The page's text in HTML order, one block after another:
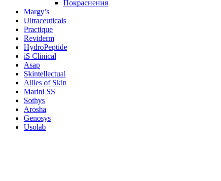
Покраснения
Margy’s
Ultraceuticals
Practique
Reviderm
HydroPeptide
iS Clinical
Asap
Skintellectual
Allies of Skin
Marini SS
Sothys
Arosha
Genosys
Usolab